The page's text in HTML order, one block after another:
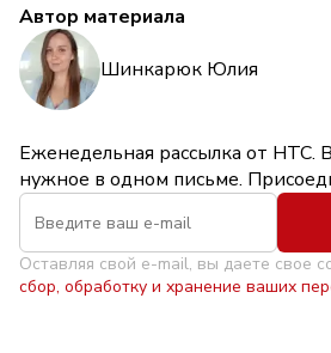
Автор материала
Шинкарюк Юлия
Еженедельная рассылка от НТС.
нужное в одном письме.
Оставляя свой e-mail, вы даете свое
сбор, обработку и хранение ваших